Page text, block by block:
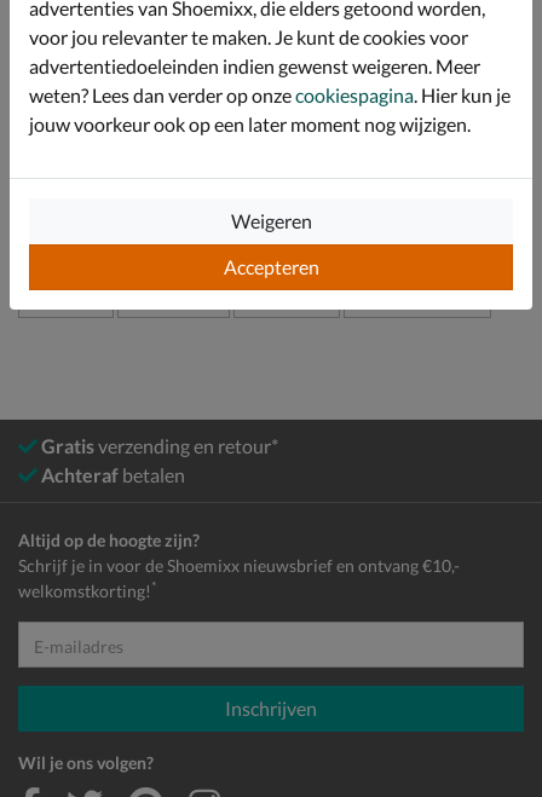
de flexibiliteit van de zool wordt de afwikkeling van de
voet vergemakkelijkt.
Specificaties
Over Shoesme
Meisjes Schoenen Sneakers Lage sneakers
Gratisverzending en retour*
Achteraf betalen
Altijd op de hoogte zijn?
Schrijf je in voor de Shoemixx nieuwsbrief en ontvang €10,-
welkomstkorting! *
E-mailadres
Inschrijven
Wil je ons volgen?
advertenties van Shoemixx, die elders getoond worden,
voor jou relevanter te maken. Je kunt de cookies voor
advertentiedoeleinden indien gewenst weigeren. Meer
weten? Lees dan verder op onzecookiespagina . Hier kun je
jouw voorkeur ook op een later moment nog wijzigen.
Accepteren
Weigeren